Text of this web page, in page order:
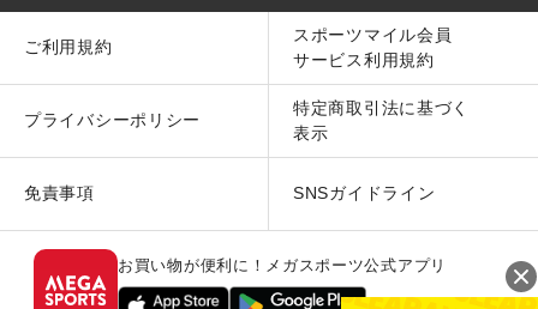
ご利用規約
スポーツマイル会員
サービス利用規約
プライバシーポリシー
特定商取引法に基づく
表示
免責事項 SNSガイドライン
お買い物が便利に！メガスポーツ公式アプリ